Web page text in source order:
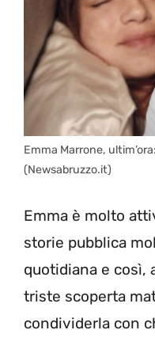
Emma Marrone,
(Newsabruzzo.it)
Emma è molto
storie pubblica
quotidiana e così,
triste scoperta
condividerla con